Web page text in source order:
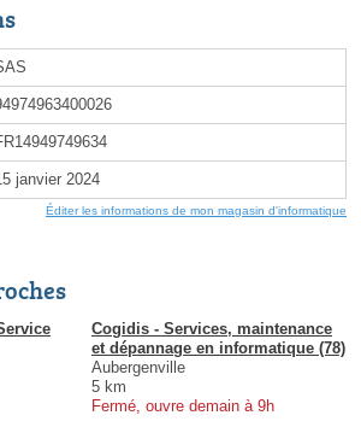
janvier 2024
Éditer les informations de mon magasin d'informatique
Cogidis - Services, maintenance
et dépannage en informatique (78)
Aubergenville
5 km
Fermé, ouvre demain à 9h